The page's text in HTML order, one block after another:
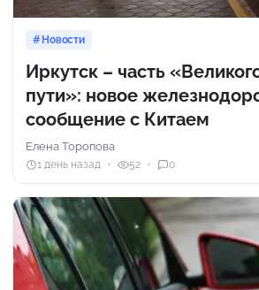
Новости
Иркутск – часть
пути»: новое
сообщение с Китаем
Елена Торопова
1 день назад 52 0